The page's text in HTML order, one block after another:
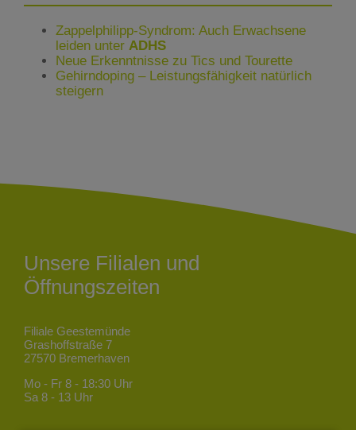
Zappelphilipp-Syndrom: Auch Erwachsene
leiden unter ADHS
Neue Erkenntnisse zu Tics und Tourette
Gehirndoping – Leistungsfähigkeit natürlich
steigern
Unsere Filialen und
Öffnungszeiten
Filiale Geestemünde
Grashoffstraße 7
27570 Bremerhaven
Mo - Fr 8 - 18:30 Uhr
Sa 8 - 13 Uhr